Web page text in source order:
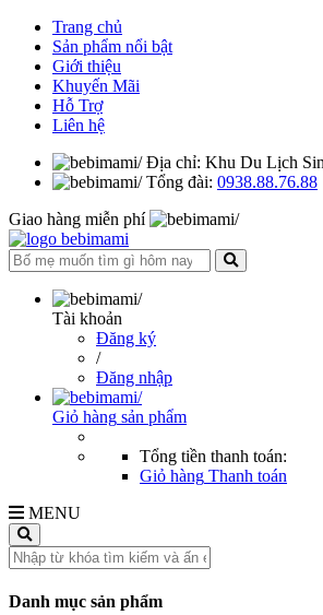
Trang chủ
Sản phẩm nổi bật
Giới thiệu
Khuyến Mãi
Hỗ Trợ
Liên hệ
Địa chỉ: Khu Du Lịch
Tổng đài: 0938.88.76.88
Giao hàng miễn phí
Tài khoản
Đăng ký
/
Đăng nhập
Giỏ hàng sản phẩm
Tổng tiền thanh toán:
Giỏ hàng Thanh toán
MENU
Danh mục sản phẩm